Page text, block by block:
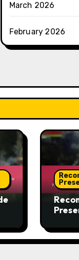
March 2026
February 2026
da